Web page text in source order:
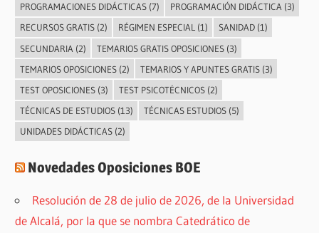
PROGRAMACIONES DIDÁCTICAS(7) PROGRAMACIÓN DIDÁCTICA(3)
RECURSOS GRATIS(2) RÉGIMEN ESPECIAL(1) SANIDAD(1)
SECUNDARIA (2) TEMARIOS GRATIS OPOSICIONES(3)
TEMARIOS OPOSICIONES(2) TEMARIOS Y APUNTES GRATIS(3)
TEST OPOSICIONES(3) TEST PSICOTÉCNICOS(2)
TÉCNICAS DE ESTUDIOS(13) TÉCNICAS ESTUDIOS(5)
UNIDADES DIDÁCTICAS(2)
Novedades Oposiciones BOE
Resolución de 28 de julio de 2026, de la Universidad
de Alcalá, por la que se nombra Catedrático de